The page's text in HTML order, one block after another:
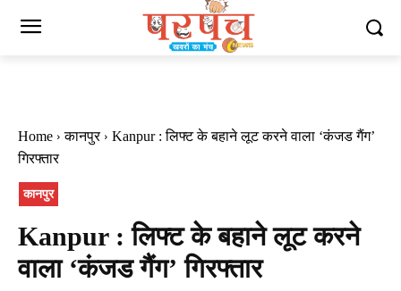
Home कानपुर
Kanpur : लिफ्ट के बहाने लूट करने वाला ‘कंजड गैंग’
गिरफ्तार
कानपुर
Kanpur : लिफ्ट के बहाने लूट करने
वाला ‘कंजड गैंग’ गिरफ्तार